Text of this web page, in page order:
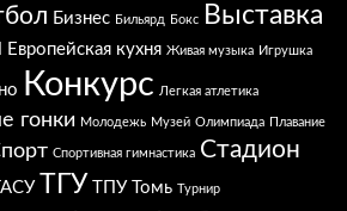
Бизнес Бильярд Бокс Выставка
Европейская кухня Живая музыка Игрушка
Конкурс Легкая атлетика
гонки Молодежь Музей Олимпиада Плавание
Спортивная гимнастика Стадион
ТГУ ТПУ Томь Турнир